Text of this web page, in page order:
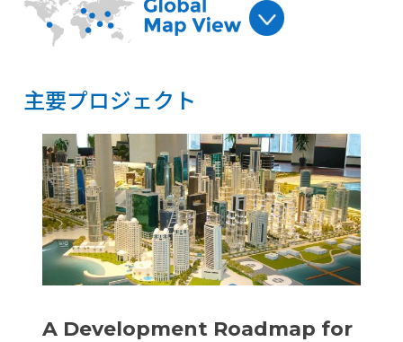
絞り込み :
主要プロジェクト
リセット
主要プロジェクト
A Development Roadmap for